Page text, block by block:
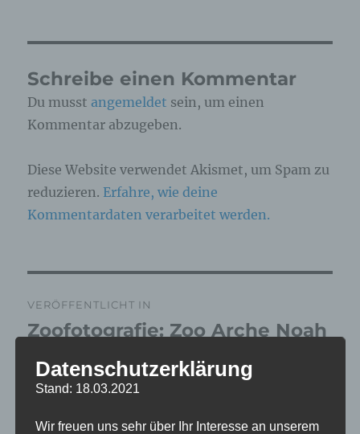
Schreibe einen Kommentar
Du musst angemeldet sein, um einen
Kommentar abzugeben.
Diese Website verwendet Akismet, um Spam zu
reduzieren. Erfahre, wie deine
Kommentardaten verarbeitet werden.
VERÖFFENTLICHT IN
Zoofotografie: Zoo Arche Noah
Grömitz 17.03.2026
Datenschutzerklärung
Stand: 18.03.2021
Wir freuen uns sehr über Ihr Interesse an unserem